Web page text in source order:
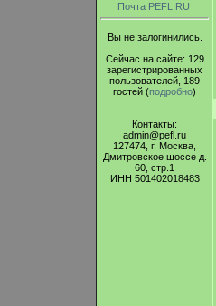
Почта PEFL.RU
Вы не залогинились.
Сейчас на сайте: 129
зарегистрированных
пользователей, 189
гостей (подробно)
Контакты:
admin@pefl.ru
127474, г. Москва,
Дмитровское шоссе д.
60, стр.1
ИНН 501402018483